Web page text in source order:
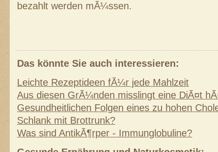
bezahlt werden mÃ¼ssen.
Das könnte Sie auch interessieren:
Leichte Rezeptideen fÃ¼r jede Mahlzeit
Aus diesen GrÃ¼nden misslingt eine DiÃ¤t
Gesundheitlichen Folgen eines zu hohen
Schlank mit Brottrunk?
Was sind AntikÃ¶rper - Immunglobuline?